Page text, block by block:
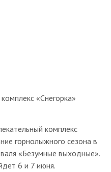
комплекс
горнолыжного сезона в
«Безумные выходные».
6 и 7 июня.
«Снегорка»